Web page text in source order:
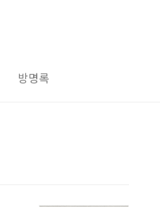
방명록